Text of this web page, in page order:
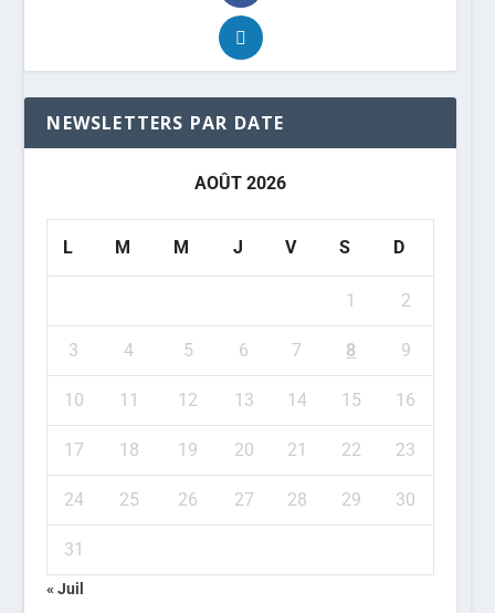
NEWSLETTERS PAR DATE
AOÛT 2026
L M M J V S D
1 2
3 4 5 6 7 8 9
10 11 12 13 14 15 16
17 18 19 20 21 22 23
24 25 26 27 28 29 30
31
« Juil